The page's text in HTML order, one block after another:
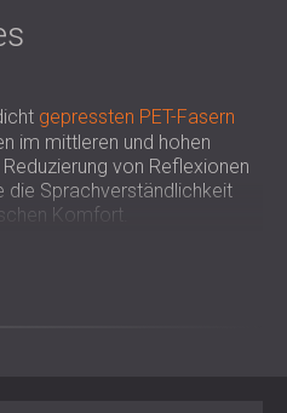
gepressten PET-Fasern
im mittleren und hohen
von Reflexionen
die Sprachverständlichkeit
Komfort.
Optik, während die leichte
einfache Installation an
In offenen Räumen